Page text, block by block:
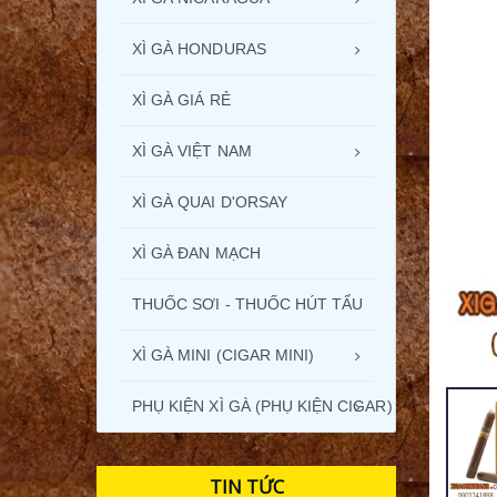
XÌ GÀ HONDURAS
XÌ GÀ GIÁ RẺ
XÌ GÀ VIỆT NAM
XÌ GÀ QUAI D'ORSAY
XÌ GÀ ĐAN MẠCH
THUỐC SƠI - THUỐC HÚT TẨU
XÌ GÀ MINI (CIGAR MINI)
PHỤ KIỆN XÌ GÀ (PHỤ KIỆN CIGAR)
TIN TỨC